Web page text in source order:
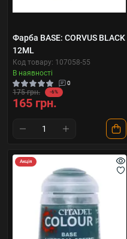
Фарба BASE: CORVUS BLACK
12ML
Код товару: 107058-55
В наявності
0
175 грн. -6%
165 грн.
Акція